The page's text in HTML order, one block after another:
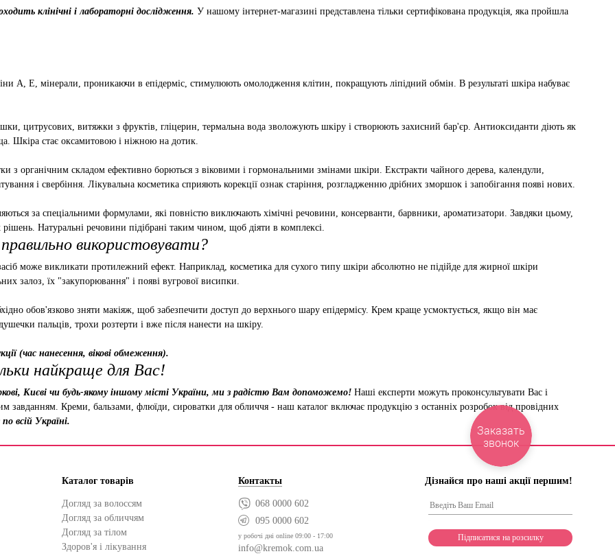
клінічні і лабораторні дослідження. У нашому інтернет-магазині представлена ​​тільки сертифікована продукція, яка пройшла
А, Е, мінерали, проникаючи в епідерміс, стимулюють омолодження клітин, покращують ліпідний обмін. В результаті шкіра набуває
цитрусових, витяжки з фруктів, гліцерин, термальна вода зволожують шкіру і створюють захисний бар'єр. Антиоксиданти діють як
Шкіра стає оксамитовою і ніжною на дотик.
з органічним складом ефективно борються з віковими і гормональними змінами шкіри. Екстракти чайного дерева, календули,
і свербіння. Лікувальна косметика сприяють корекції ознак старіння, розгладженню дрібних зморшок і запобігання появі нових.
за спеціальними формулами, які повністю виключають хімічні речовини, консерванти, барвники, ароматизатори. Завдяки цьому,
Натуральні речовини підібрані таким чином, щоб діяти в комплексі.
використовувати?
може викликати протилежний ефект. Наприклад, косметика для сухого типу шкіри абсолютно не підійде для жирної шкіри
залоз, їх "закупорювання" і появі вугрової висипки.
обов'язково зняти макіяж, щоб забезпечити доступ до верхнього шару епідермісу. Крем краще усмоктується, якщо він має
пальців, трохи розтерти і вже після нанести на шкіру.
(час нанесення, вікові обмеження).
найкраще для Вас!
Києві чи будь-якому іншому місті України, ми з радістю Вам допоможемо! Наші експерти можуть проконсультувати Вас і
завданням. Креми, бальзами, флюїди, сироватки для обличчя - наш каталог включає продукцію з останніх розробок від провідних
всій Україні.
Каталог товарів
Догляд за волоссям
Догляд за обличчям
Догляд за тілом
Здоров'я і лікування
Контакты
068 0000 602
095 0000 602
у робочі дні online 09:00 - 17:00
info@kremok.com.ua
Дізнайся про наші акції першим!
Заказать
звонок